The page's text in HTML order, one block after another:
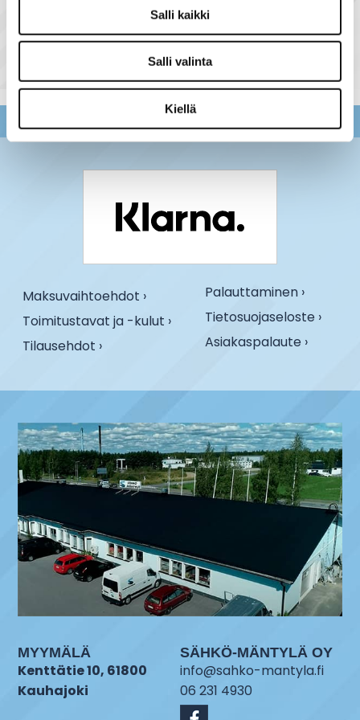
Salli kaikki
Salli valinta
Kiellä
Työkalut tuoteryhmästä
Maksuvaihtoehdot ›
Toimitustavat ja -kulut ›
Tilausehdot ›
Palauttaminen ›
Tietosuojaseloste ›
Asiakaspalaute ›
MYYMÄLÄ
Kenttätie 10, 61800
Kauhajoki
SÄHKÖ-MÄNTYLÄ OY
info@sahko-mantyla.fi
06 231 4930